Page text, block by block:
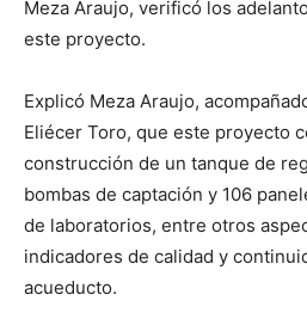
Meza Araujo, verificó los
este proyecto.
Explicó Meza Araujo,
Eliécer Toro, que este proyecto
construcción de un tanque de
bombas de captación y 106
de laboratorios, entre otros
indicadores de calidad y
acueducto.